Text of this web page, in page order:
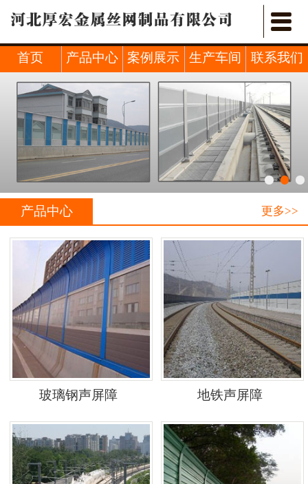

关于我们
产品中心
新闻中心
行业新闻
案例展示
车间展示
联系我们

首页 产品中心 案例展示 生产车间 联系我们
更多>>
产品中心
玻璃钢声屏障 地铁声屏障